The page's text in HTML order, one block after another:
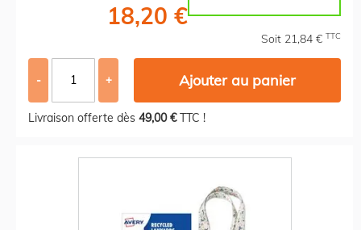
18,20 €
Soit 21,84 € TTC
- + Ajouter au panier
Livraison offerte dès 49,00 €TTC !